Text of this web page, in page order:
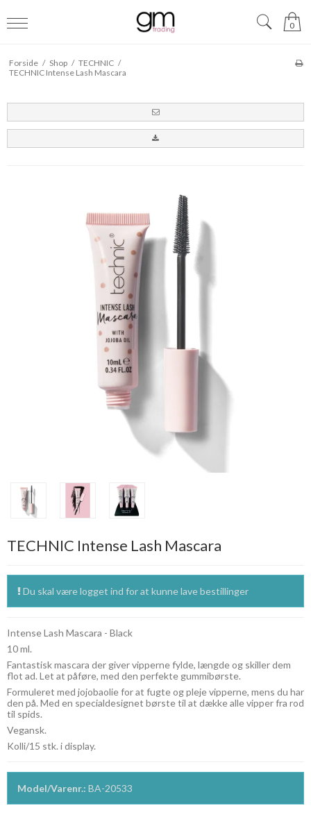
0
Forside / Shop / TECHNIC /
TECHNIC Intense Lash Mascara
TECHNIC Intense Lash Mascara
Du skal være logget ind for at kunne lave bestillinger
Intense Lash Mascara - Black
10 ml.
Fantastisk mascara der giver vipperne fylde, længde og skiller dem
flot ad. Let at påføre, med den perfekte gummibørste.
Formuleret med jojobaolie for at fugte og pleje vipperne, mens du har
den på. Med en specialdesignet børste til at dække alle vipper fra rod
til spids.
Vegansk.
Kolli/15 stk. i display.
Model/Varenr.: BA-20533